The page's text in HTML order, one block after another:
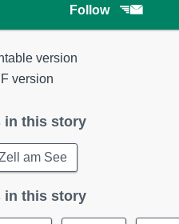
Follow
version
version
in this story
am See
in this story